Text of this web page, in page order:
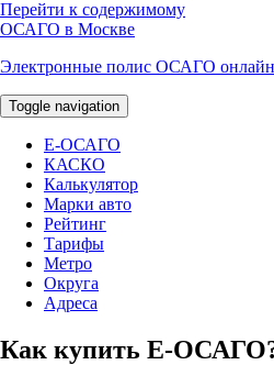
Перейти к содержимому
ОСАГО в Москве
Электронные полис ОСАГО онлайн
Toggle navigation
E-ОСАГО
КАСКО
Калькулятор
Марки авто
Рейтинг
Тарифы
Метро
Округа
Адреса
Как купить Е-